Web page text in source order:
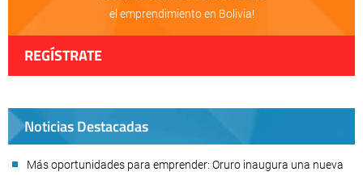
el emprendimiento en Bolivia!
REGÍSTRATE
Noticias Destacadas
Más oportunidades para emprender: Oruro inaugura una nueva